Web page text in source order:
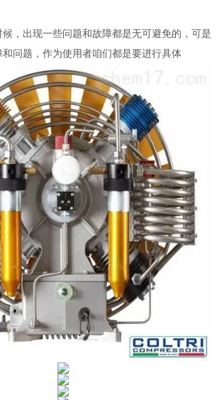
，出现一些问题和故障都是无可避免的，可是
问题，作为使用者咱们都是要进行具体